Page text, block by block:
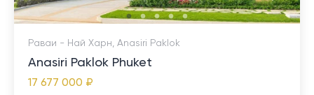
Раваи - Най Харн, Anasiri Paklok
Anasiri Paklok Phuket
17 677 000 ₽